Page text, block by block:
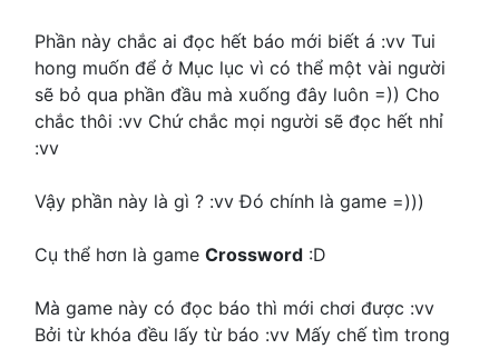
Phần này chắc ai đọc hết báo mới biết á :vv Tui
hong muốn để ở Mục lục vì có thể một vài người
sẽ bỏ qua phần đầu mà xuống đây luôn =)) Cho
chắc thôi :vv Chứ chắc mọi người sẽ đọc hết nhỉ
:vv
Vậy phần này là gì ? :vv Đó chính là game =)))
Cụ thể hơn là game Crossword :D
Mà game này có đọc báo thì mới chơi được :vv
Bởi từ khóa đều lấy từ báo :vv Mấy chế tìm trong